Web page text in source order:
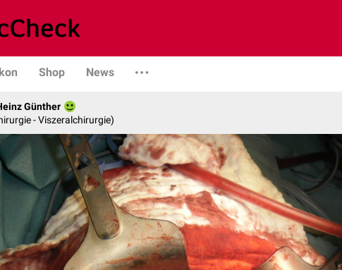
Shop News
Günther
- Viszeralchirurgie)